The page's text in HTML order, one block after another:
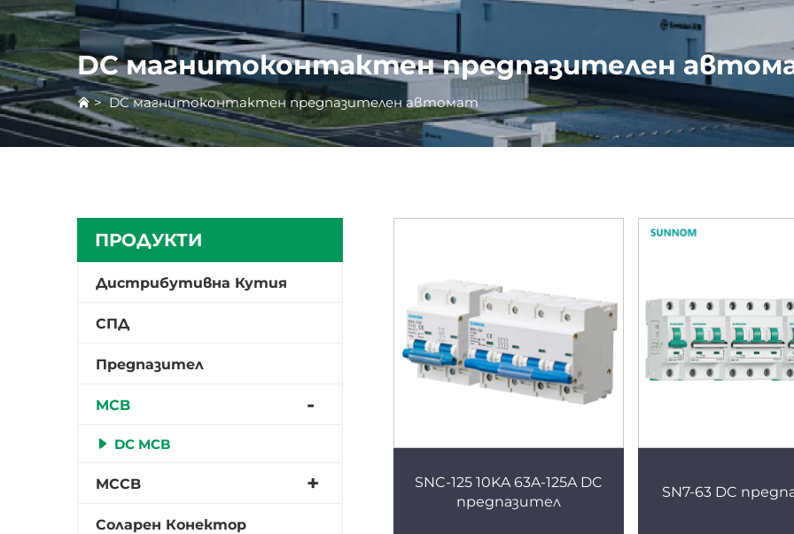
DC магнитоконтактен предпазителен
>DC магнитоконтактен предпазителен автомат
ПРОДУКТИ
Дистрибутивна Кутия
СПД
Предпазител
MCB
DC MCB
MCCB
Соларен Конектор
SNC-125 10KA 63A-125A DC
предпазител
SN7-63 DC